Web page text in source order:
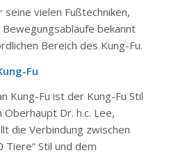
vielen Fußtechniken,
bekannt
Bereich des Kung-Fu.
Fu
Kung-Fu ist der Kung-Fu Stil
Dr. h.c. Lee,
die Verbindung zwischen
Tiere“ Stil und dem